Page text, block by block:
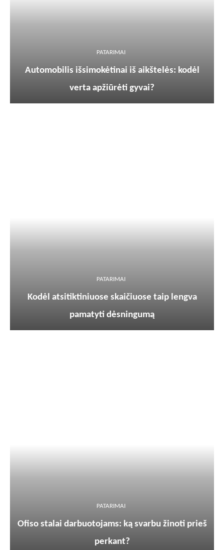
PATARIMAI
Automobilis išsimokėtinai iš aikštelės: kodėl
verta apžiūrėti gyvai?
PATARIMAI
Kodėl atsitiktiniuose skaičiuose taip lengva
pamatyti dėsningumą
PATARIMAI
Ofiso stalai darbuotojams: ką svarbu žinoti prieš
perkant?